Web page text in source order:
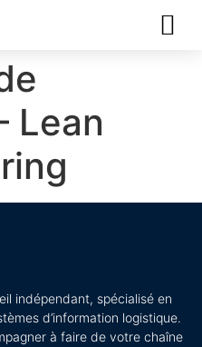
Lean
indépendant, spécialisé en
d’information logistique.
à faire de votre chaîne